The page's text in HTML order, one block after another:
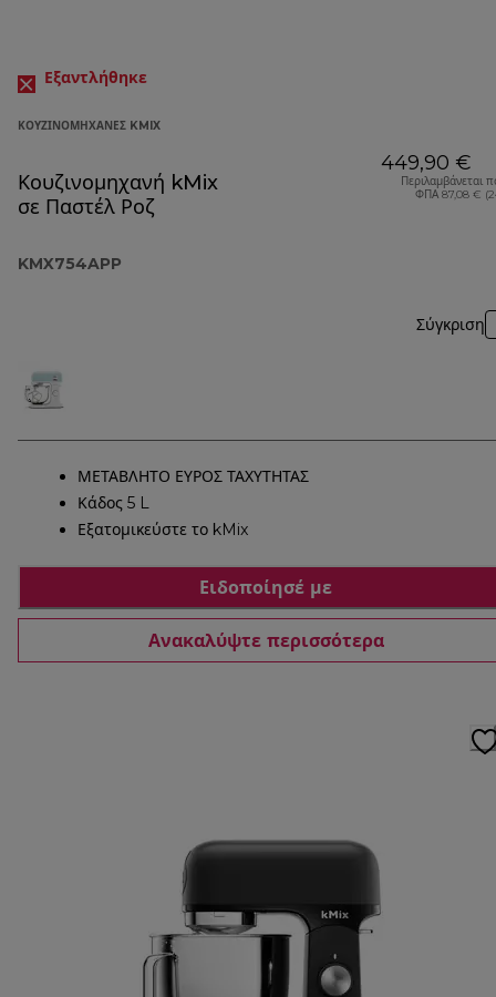
Εξαντλήθηκε
ΚΟΥΖΙΝΟΜΗΧΑΝΈΣ KMIX
Κουζινομηχανή kMix
σε Παστέλ Ροζ
KMX754APP
449,90 €
Περιλαμβάνεται
ΦΠΑ 87,08 €
Σύγκριση
ΜΕΤΑΒΛΗΤΟ ΕΥΡΟΣ ΤΑΧΥΤΗΤΑΣ
Κάδος 5 L
Εξατομικεύστε το kMix
Ειδοποίησέ με
Ανακαλύψτε περισσότερα